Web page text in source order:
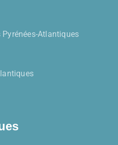
Atlantiques